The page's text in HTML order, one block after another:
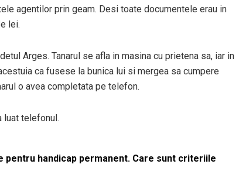
agentilor prin geam. Desi toate documentele erau in
lei.
Arges. Tanarul se afla in masina cu prietena sa, iar in
ca fusese la bunica lui si mergea sa cumpere
o avea completata pe telefon.
luat telefonul.
pentru handicap permanent. Care sunt criteriile